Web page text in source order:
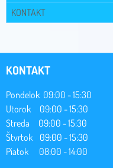
KONTAKT
KONTAKT
Pondelok 09:00 - 15:30
Utorok 09:00 - 15:30
Streda 09:00 - 15:30
Štvrtok 09:00 - 15:30
Piatok 08:00 - 14:00